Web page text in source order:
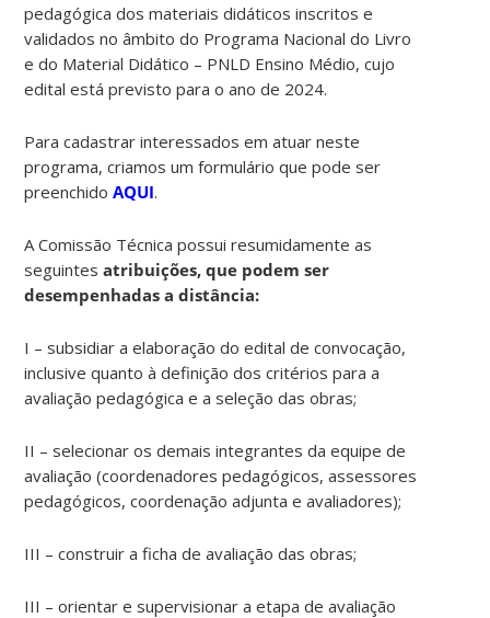
pedagógica dos materiais didáticos inscritos e
validados no âmbito do Programa Nacional do Livro
e do Material Didático – PNLD Ensino Médio, cujo
edital está previsto para o ano de 2024.
Para cadastrar interessados em atuar neste
programa, criamos um formulário que pode ser
preenchidoAQUI.
A Comissão Técnica possui resumidamente as
seguintesatribuições, que podem ser
desempenhadas a distância:
I – subsidiar a elaboração do edital de convocação,
inclusive quanto à definição dos critérios para a
avaliação pedagógica e a seleção das obras;
II – selecionar os demais integrantes da equipe de
avaliação (coordenadores pedagógicos, assessores
pedagógicos, coordenação adjunta e avaliadores);
III – construir a ficha de avaliação das obras;
III – orientar e supervisionar a etapa de avaliação